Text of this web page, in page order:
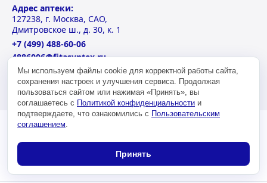
Адрес аптеки:
127238, г. Москва, САО,
Дмитровское ш., д. 30, к. 1
+7 (499) 488-60-06
4886006@fitasyntex.ru
Пн-Пт: 09 – 21
Сб-Вс: 10 – 18
Мы используем файлы cookie для корректной работы сайта,
сохранения настроек и улучшения сервиса. Продолжая
пользоваться сайтом или нажимая «Принять», вы
соглашаетесь с Политикой конфиденциальности и
подтверждаете, что ознакомились с Пользовательским
соглашением.
Принять